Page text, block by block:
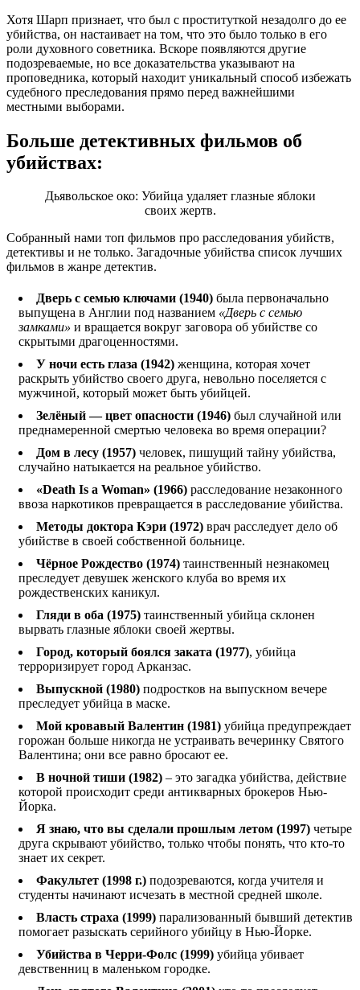
Хотя Шарп признает, что был с проституткой незадолго до ее
убийства, он настаивает на том, что это было только в его
роли духовного советника. Вскоре появляются другие
подозреваемые, но все доказательства указывают на
проповедника, который находит уникальный способ избежать
судебного преследования прямо перед важнейшими
местными выборами.
Больше детективных фильмов об
убийствах:
Дьявольское око: Убийца удаляет глазные яблоки
своих жертв.
Собранный нами топ фильмов про расследования убийств,
детективы и не только. Загадочные убийства список лучших
фильмов в жанре детектив.
Дверь с семью ключами (1940) была первоначально
выпущена в Англии под названием «Дверь с семью
замками» и вращается вокруг заговора об убийстве со
скрытыми драгоценностями.
У ночи есть глаза (1942) женщина, которая хочет
раскрыть убийство своего друга, невольно поселяется с
мужчиной, который может быть убийцей.
Зелёный — цвет опасности (1946) был случайной или
преднамеренной смертью человека во время операции?
Дом в лесу (1957) человек, пишущий тайну убийства,
случайно натыкается на реальное убийство.
«Death Is a Woman» (1966) расследование незаконного
ввоза наркотиков превращается в расследование убийства.
Методы доктора Кэри (1972) врач расследует дело об
убийстве в своей собственной больнице.
Чёрное Рождество (1974) таинственный незнакомец
преследует девушек женского клуба во время их
рождественских каникул.
Гляди в оба (1975) таинственный убийца склонен
вырвать глазные яблоки своей жертвы.
Город, который боялся заката (1977), убийца
терроризирует город Арканзас.
Выпускной (1980) подростков на выпускном вечере
преследует убийца в маске.
Мой кровавый Валентин (1981) убийца предупреждает
горожан больше никогда не устраивать вечеринку Святого
Валентина; они все равно бросают ее.
В ночной тиши (1982) – это загадка убийства, действие
которой происходит среди антикварных брокеров Нью-
Йорка.
Я знаю, что вы сделали прошлым летом (1997) четыре
друга скрывают убийство, только чтобы понять, что кто-то
знает их секрет.
Факультет (1998 г.) подозреваются, когда учителя и
студенты начинают исчезать в местной средней школе.
Власть страха (1999) парализованный бывший детектив
помогает разыскать серийного убийцу в Нью-Йорке.
Убийства в Черри-Фолс (1999) убийца убивает
девственниц в маленьком городке.